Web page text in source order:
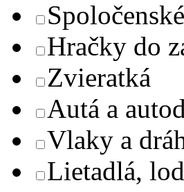
Hračky do
Zvieratká
Autá a
Vlaky a
Lietadlá,